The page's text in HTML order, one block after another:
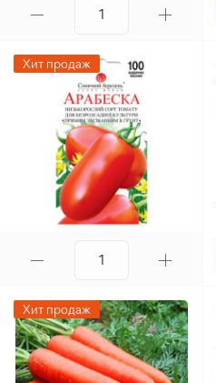
Хит продаж
Хит продаж